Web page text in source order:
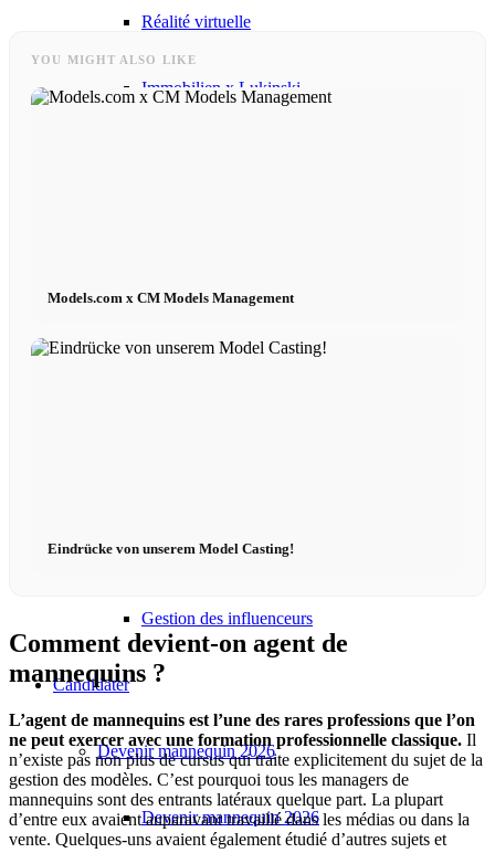
Réalité virtuelle
Immobilien x Lukinski
Influenceurs x CM
Marketing des influenceurs
Gestion des influenceurs
Candidater
Devenir mannequin 2026
Devenir mannequin 2026
YOU MIGHT ALSO LIKE
Models.com x CM Models Management
Eindrücke von unserem Model Casting!
Comment devient-on agent de
mannequins ?
L’agent de mannequins est l’une des rares professions que l’on
ne peut exercer avec une formation professionnelle classique. Il
n’existe pas non plus de cursus qui traite explicitement du sujet de la
gestion des modèles. C’est pourquoi tous les managers de
mannequins sont des entrants latéraux quelque part. La plupart
d’entre eux avaient auparavant travaillé dans les médias ou dans la
vente. Quelques-uns avaient également étudié d’autres sujets et